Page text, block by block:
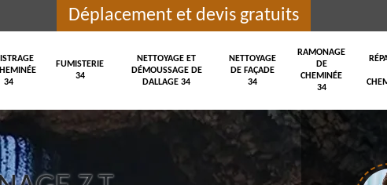
Déplacement et devis gratuits
34
FUMISTERIE
34
NETTOYAGE ET
DÉMOUSSAGE DE
DALLAGE 34
NETTOYAGE
DE FAÇADE
34
RAMONAGE
DE
CHEMINÉE
34